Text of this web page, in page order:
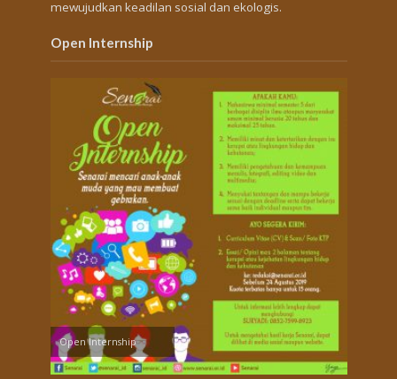
mewujudkan keadilan sosial dan ekologis.
Open Internship
Open Internship